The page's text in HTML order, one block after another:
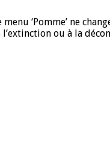
‘Pomme’ ne
ou à la